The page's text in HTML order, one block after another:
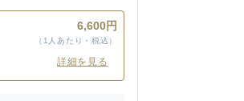
6,600円
（1人あたり・税込）
詳細を見る